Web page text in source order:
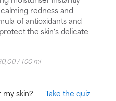
redness and
of antioxidants and
the skin's delicate
/ 100 ml
my skin?
Take the quiz